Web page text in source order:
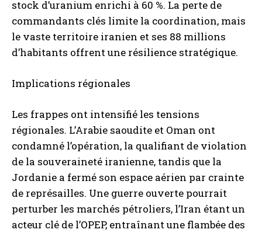
stock d’uranium enrichi à 60 %. La perte de
commandants clés limite la coordination, mais
le vaste territoire iranien et ses 88 millions
d’habitants offrent une résilience stratégique.
Implications régionales
Les frappes ont intensifié les tensions
régionales. L’Arabie saoudite et Oman ont
condamné l’opération, la qualifiant de violation
de la souveraineté iranienne, tandis que la
Jordanie a fermé son espace aérien par crainte
de représailles. Une guerre ouverte pourrait
perturber les marchés pétroliers, l’Iran étant un
acteur clé de l’OPEP, entraînant une flambée des